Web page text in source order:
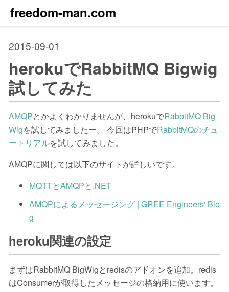
freedom-man.com
2015-09-01
herokuでRabbitMQ Bigwig
試してみた
AMQPとかよくわかりませんが、herokuでRabbitMQ Big
Wigを試してみましたー。 今回はPHPでRabbitMQのチュ
ートリアルを試してみました。
AMQPに関しては以下のサイトが詳しいです。
MQTTとAMQPと.NET
AMQPによるメッセージング | GREE Engineers' Blo
g
heroku関連の設定
まずはRabbitMQ BigWigとredisのアドオンを追加。redis
はConsumerが取得したメッセージの格納用に使います。